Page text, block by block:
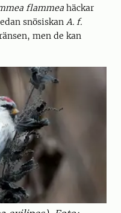
flammea häckar
snösiskan A. f.
men de kan